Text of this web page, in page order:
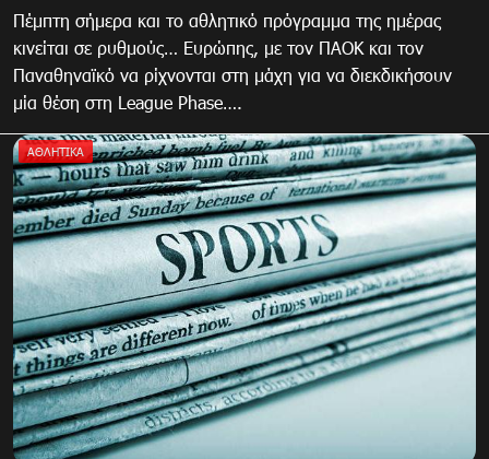
Πέμπτη σήμερα και το αθλητικό πρόγραμμα της ημέρας
κινείται σε ρυθμούς… Ευρώπης, με τον ΠΑΟΚ και τον
Παναθηναϊκό να ρίχνονται στη μάχη για να διεκδικήσουν
μία θέση στη League Phase….
ΑΘΛΗΤΙΚΑ